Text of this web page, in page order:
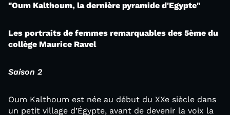
"Oum Kalthoum, la dernière pyramide d'Egypte"
Les portraits de femmes remarquables des 5ème du
collège Maurice Ravel
Saison 2
Oum Kalthoum est née au début du XXe siècle dans
un petit village d’Égypte, avant de devenir la voix la